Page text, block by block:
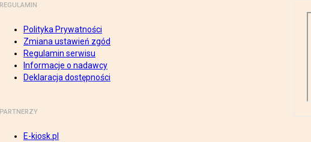
REGULAMIN
Polityka Prywatności
Zmiana ustawień zgód
Regulamin serwisu
Informacje o nadawcy
Deklaracja dostępności
PARTNERZY
E-kiosk.pl